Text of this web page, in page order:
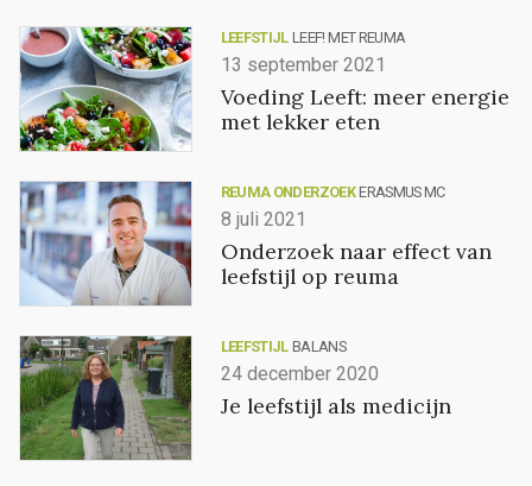
LEEFSTIJL LEEF! MET REUMA
13 september 2021
Voeding Leeft: meer energie
met lekker eten
REUMA ONDERZOEK ERASMUS MC
8 juli 2021
Onderzoek naar effect van
leefstijl op reuma
LEEFSTIJL BALANS
24 december 2020
Je leefstijl als medicijn